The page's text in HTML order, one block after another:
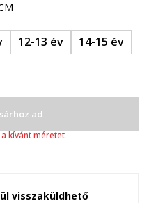
12-13 év 14-15 év
ad
kívánt méretet
visszaküldhető